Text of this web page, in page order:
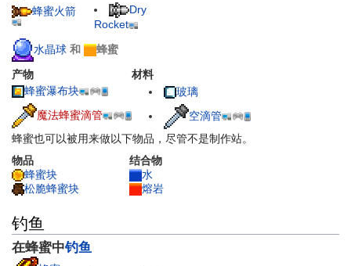
蜂蜜火箭
Dry
Rocket
水晶球 和 蜂蜜
产物
材料
蜂蜜瀑布块
玻璃
魔法蜂蜜滴管
空滴管
蜂蜜也可以被用来做以下物品，尽管不是制作站。
物品
结合物
蜂蜜块
水
松脆蜂蜜块
熔岩
钓鱼
在蜂蜜中钓鱼